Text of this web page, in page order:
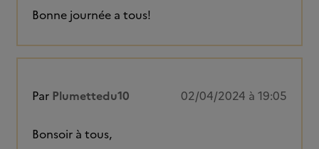
Bonne journée a tous!
Par Plumettedu10 02/04/2024 à 19:05
Bonsoir à tous,